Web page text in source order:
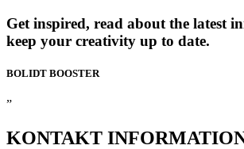
Get inspired, read about the latest
keep your creativity up to date.
BOLIDT BOOSTER
”
KONTAKT